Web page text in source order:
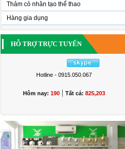
Thảm cỏ nhân tạo thể thao
Hàng gia dụng
HỖ TRỢ TRỰC TUYẾN
Hotline - 0915.050.067
Hôm nay: 190 | Tất cả: 825,203